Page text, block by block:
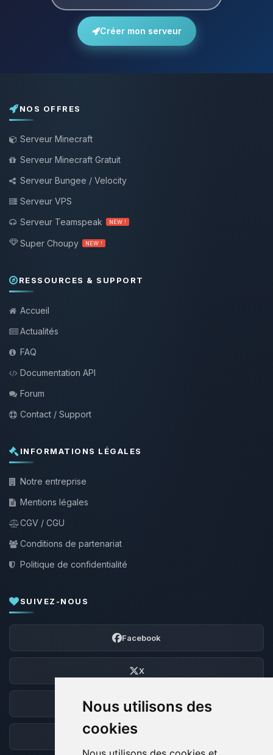
Nous utilisons des
cookies
Créer mon serveur
NOS OFFRES
Serveur Minecraft
Serveur Minecraft Gratuit
Serveur Bungee / Velocity
Serveur VPS
Serveur Teamspeak
NEW !
Super Choupy NEW !
RESSOURCES & SUPPORT
Accueil
Actualités
FAQ
Documentation API
Forum
Contact / Support
INFORMATIONS LÉGALES
Notre entreprise
Mentions légales
CGV / CGU
Conditions de partenariat
Politique de confidentialité
SUIVEZ-NOUS
Facebook
X
Discord
Forum